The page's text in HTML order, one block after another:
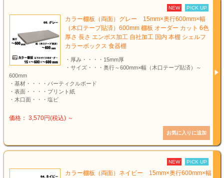
NEW PICK UP
カラー棚板（両面）グレー 15mm×奥行600mm×幅
（木口テープ貼済）600mm 棚板 オーダー カット 6色
厚さ 長さ エンボス加工 自社加工 国内 本棚 シェルフ
カラーボックス 食器棚
・厚み・・・・15mm厚
・サイズ・・・奥行～600mm×幅（木口テープ貼済）～
600mm
・基材・・・・パーティクルボード
・表面・・・・プリント紙
・木口面・・・塩ビ
価格： 3,570円(税込) ～
NEW PICK UP
カラー棚板（両面）ネイビー 15mm×奥行600mm×幅